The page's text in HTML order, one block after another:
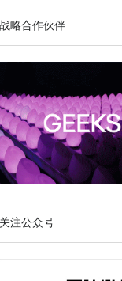
略合作伙伴
注公众号